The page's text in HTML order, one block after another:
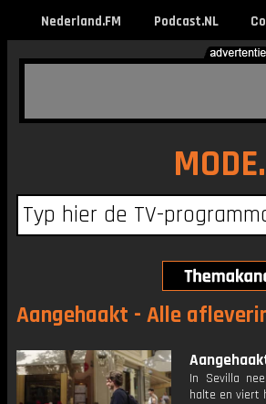
Nederland.FM Podcast.NL
Aangehaakt - Alle
In Sevilla
halte en viert